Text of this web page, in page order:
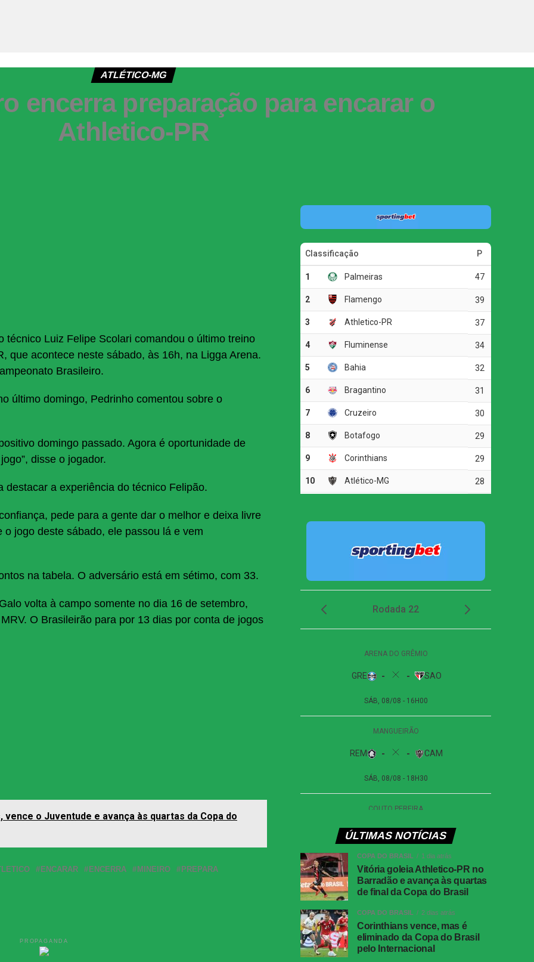
ATLÉTICO-MG
encerra preparação para encarar o
Athletico-PR
técnico Luiz Felipe Scolari comandou o último treino
que acontece neste sábado, às 16h, na Ligga Arena.
Brasileiro.
último domingo, Pedrinho comentou sobre o
domingo passado. Agora é oportunidade de
disse o jogador.
destacar a experiência do técnico Felipão.
pede para a gente dar o melhor e deixa livre
o jogo deste sábado, ele passou lá e vem
na tabela. O adversário está em sétimo, com 33.
volta à campo somente no dia 16 de setembro,
O Brasileirão para por 13 dias por conta de jogos
o Juventude e avança às quartas da Copa do
ENCARAR ENCERRA MINEIRO PREPARA
PROPAGANDA
ÚLTIMAS NOTÍCIAS
COPA DO BRASIL 1 dia atrás
Vitória goleia Athletico-PR no
Barradão e avança às quartas
de final da Copa do Brasil
COPA DO BRASIL 2 dias atrás
Corinthians vence, mas é
eliminado da Copa do Brasil
pelo Internacional